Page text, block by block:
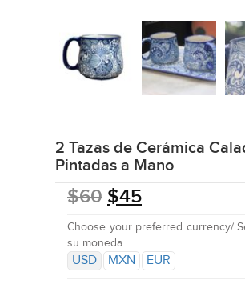
2 Tazas de Cerámica
Pintadas a Mano
$60 $45
Choose your preferred currency/
su moneda
USD MXN EUR